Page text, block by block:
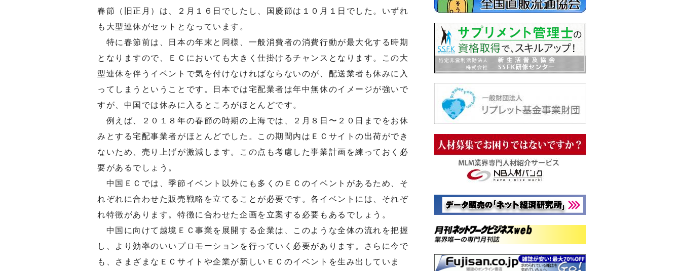
春節（旧正月）は、２月１６日でしたし、国慶節は１０月１日でした。いずれ
も大型連休がセットとなっています。
特に春節前は、日本の年末と同様、一般消費者の消費行動が最大化する時期
となりますので、ＥＣにおいても大きく仕掛けるチャンスとなります。この大
型連休を伴うイベントで気を付けなければならないのが、配送業者も休みに入
ってしまうということです。日本では宅配業者は年中無休のイメージが強いで
すが、中国では休みに入るところがほとんどです。
例えば、２０１８年の春節の時期の上海では、２月８日〜２０日までをお休
みとする宅配事業者がほとんどでした。この期間内はＥＣサイトの出荷ができ
ないため、売り上げが激減します。この点も考慮した事業計画を練っておく必
要があるでしょう。
中国ＥＣでは、季節イベント以外にも多くのＥＣのイベントがあるため、そ
れぞれに合わせた販売戦略を立てることが必要です。各イベントには、それぞ
れ特徴があります。特徴に合わせた企画を立案する必要もあるでしょう。
中国に向けて越境ＥＣ事業を展開する企業は、このような全体の流れを把握
し、より効率のいいプロモーションを行っていく必要があります。さらに今で
も、さまざまなＥＣサイトや企業が新しいＥＣのイベントを生み出していま